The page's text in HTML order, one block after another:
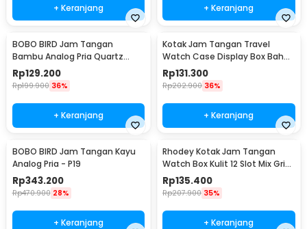
+ Keranjang + Keranjang
BOBO BIRD Jam Tangan
Bambu Analog Pria Quartz
Watch - A09
Rp129.200
Rp199.900 36%
+ Keranjang
Kotak Jam Tangan Travel
Watch Case Display Box Bahan
Kulit 8 Grid - L-001
Rp131.300
Rp202.900 36%
+ Keranjang
BOBO BIRD Jam Tangan Kayu
Analog Pria - P19
Rp343.200
Rp470.900 28%
+ Keranjang
Rhodey Kotak Jam Tangan
Watch Box Kulit 12 Slot Mix Grid
30x20x8cm - JO12
Rp135.400
Rp207.900 35%
+ Keranjang